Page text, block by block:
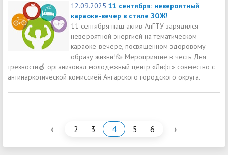
12.09.2025 11 сентября: невероятный
караоке-вечер в стиле ЗОЖ!
11 сентября наш актив АнГТУ зарядился
невероятной энергией на тематическом
караоке-вечере, посвященном здоровому
образу жизни!🥳 Мероприятие в честь Дня
трезвости🍏 организовал молодежный центр «Лифт» совместно с
антинаркотической комиссией Ангарского городского округа.
‹ 2 3 4 5 6 ›